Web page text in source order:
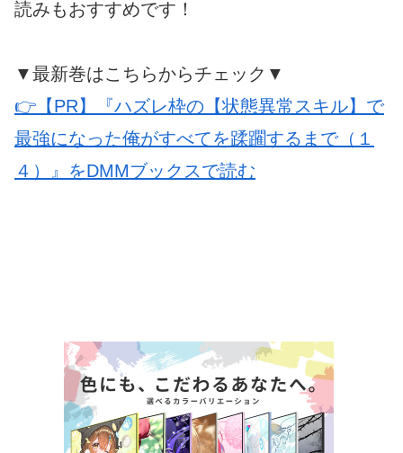
読みもおすすめです！
▼最新巻はこちらからチェック▼
👉【PR】『ハズレ枠の【状態異常スキル】で
最強になった俺がすべてを蹂躙するまで（１
４）』をDMMブックスで読む